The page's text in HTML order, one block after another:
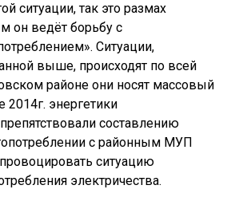
ситуации, так это размах
он ведёт борьбу с
Ситуации,
выше, происходят по всей
районе они носят массовый
2014г. энергетики
составлению
с районным МУП
ситуацию
электричества.